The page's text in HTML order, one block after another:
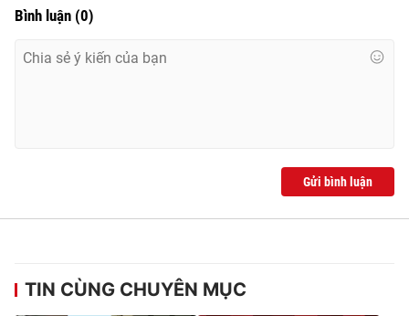
Bình luận (0)
Gửi bình luận
TIN CÙNG CHUYÊN MỤC